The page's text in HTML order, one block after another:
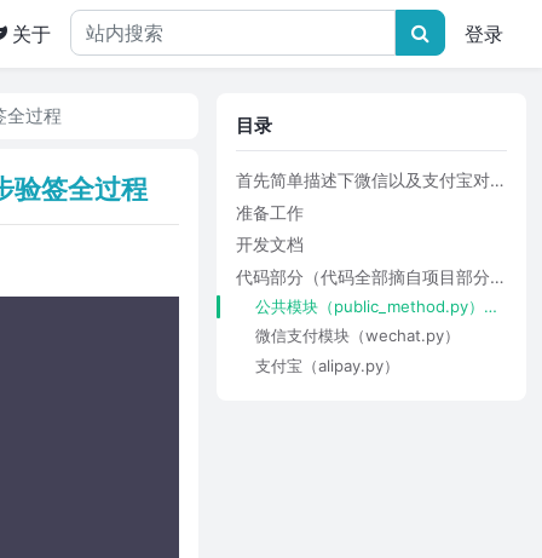
关于 登录
全过程
验签全过程
目录
首先简单描述下微信以及支付宝对接流程（PC网站中集成支付二维码）
准备工作
开发文档
代码部分（代码全部摘自项目部分，所以有部分耦合，还需大家自己简单处理下，有疑问可以留言）
公共模块（public_method.py），log模块大家自己处理下，我的就不放上去了
微信支付模块（wechat.py）
支付宝（alipay.py）